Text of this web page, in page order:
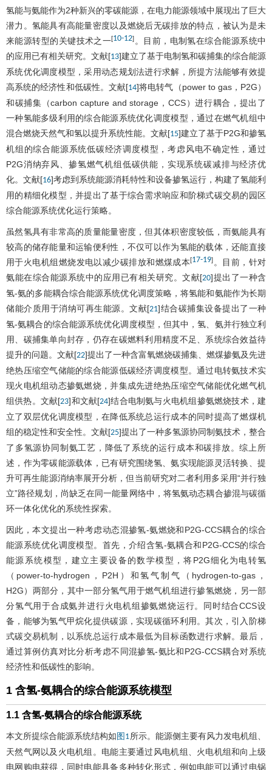
氢能与氨能作为2种新兴的零碳能源，在电力能源领域中展现出了巨大
潜力。氢能具有高能量密度以及燃烧后无碳排放的特点，被认为是未
来能源转型的关键技术之一[10-12] 。目前，电制氢在综合能源系统中
的应用已有相关研究。文献[13]建立了基于电制氢和碳捕集的综合能源
系统优化调度模型，采用动态规划法进行求解，所提方法能够有效提
高系统的经济性和低碳性。文献[14]将电转气（power to gas，P2G）
和碳捕集（carbon capture and storage，CCS）进行耦合，提出了
一种氢能多级利用的综合能源系统优化调度模型，通过在燃气机组中
混合燃烧天然气和氢以提升系统性能。文献[15]建立了基于P2G和掺氢
机组的综合能源系统低碳经济调度模型，考虑风电不确定性，通过
P2G消纳弃风、掺氢燃气机组低碳供能，实现系统碳减排与经济优
化。文献[16]考虑到系统能源消耗特性和设备掺氢运行，构建了氢能利
用的精细化模型，并提出了基于综合需求响应和阶梯式碳交易的园区
综合能源系统优化运行策略。
虽然氢具有非常高的质量能量密度，但其体积密度较低，而氨能具有
较高的储存能量和运输便利性，不仅可以作为氢能的载体，还能直接
用于火电机组燃烧发电以减少碳排放和燃煤成本[17-19] 。目前，针对
氨能在综合能源系统中的应用已有相关研究。文献[20]提出了一种含
氢-氨的多能耦合综合能源系统优化调度策略，将氢能和氨能作为长期
储能介质用于消纳可再生能源。文献[21]结合碳捕集设备提出了一种
氢-氨耦合的综合能源系统优化调度模型，但其中，氢、氨并行独立利
用、碳捕集单向封存，仍存在碳燃料利用精度不足、系统综合效益待
提升的问题。文献[22]提出了一种含富氧燃烧碳捕集、燃煤掺氨及先进
绝热压缩空气储能的综合能源低碳经济调度模型。通过电转氨技术实
现火电机组动态掺氨燃烧，并集成先进绝热压缩空气储能优化燃气机
组供热。文献[23]和文献[24]结合电制氨与火电机组掺氨燃烧技术，建
立了双层优化调度模型，在降低系统总运行成本的同时提高了燃煤机
组的稳定性和安全性。文献[25]提出了一种多氢源协同制氨技术，整合
了多氢源协同制氨工艺，降低了系统的运行成本和碳排放。综上所
述，作为零碳能源载体，已有研究围绕氢、氨实现能源灵活转换、提
升可再生能源消纳率展开分析，但当前研究对二者利用多采用“并行独
立”路径规划，尚缺乏在同一能量网络中，将氢氨动态耦合掺混与碳循
环一体化优化的系统性探索。
因此，本文提出一种考虑动态混掺氢-氨燃烧和P2G-CCS耦合的综合
能源系统优化调度模型。首先，介绍含氢-氨耦合和P2G-CCS的综合
能源系统模型，建立主要设备的数学模型，将P2G细化为电转氢
（power-to-hydrogen，P2H）和氢气制气（hydrogen-to-gas，
H2G）两部分，其中一部分氢气用于燃气机组进行掺氢燃烧，另一部
分氢气用于合成氨并进行火电机组掺氨燃烧运行。同时结合CCS设
备，能够为氢气甲烷化提供碳源，实现碳循环利用。其次，引入阶梯
式碳交易机制，以系统总运行成本最低为目标函数进行求解。最后，
通过算例仿真对比分析考虑不同混掺氢-氨比和P2G-CCS耦合对系统
经济性和低碳性的影响。
1 含氢-氨耦合的综合能源系统模型
1.1 含氢-氨耦合的综合能源系统
本文所提综合能源系统结构如 图1所示。能源侧主要有风力发电机组、
天然气网以及火电机组。电能主要通过风电机组、火电机组和向上级
电网购电获得，同时电能具备多种转化形式，例如电能可以通过电锅